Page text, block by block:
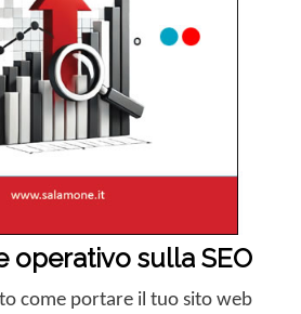
operativo sulla SEO
come portare il tuo sito web